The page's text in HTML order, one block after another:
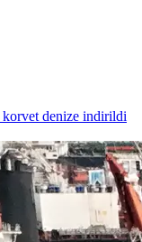
denize indirildi